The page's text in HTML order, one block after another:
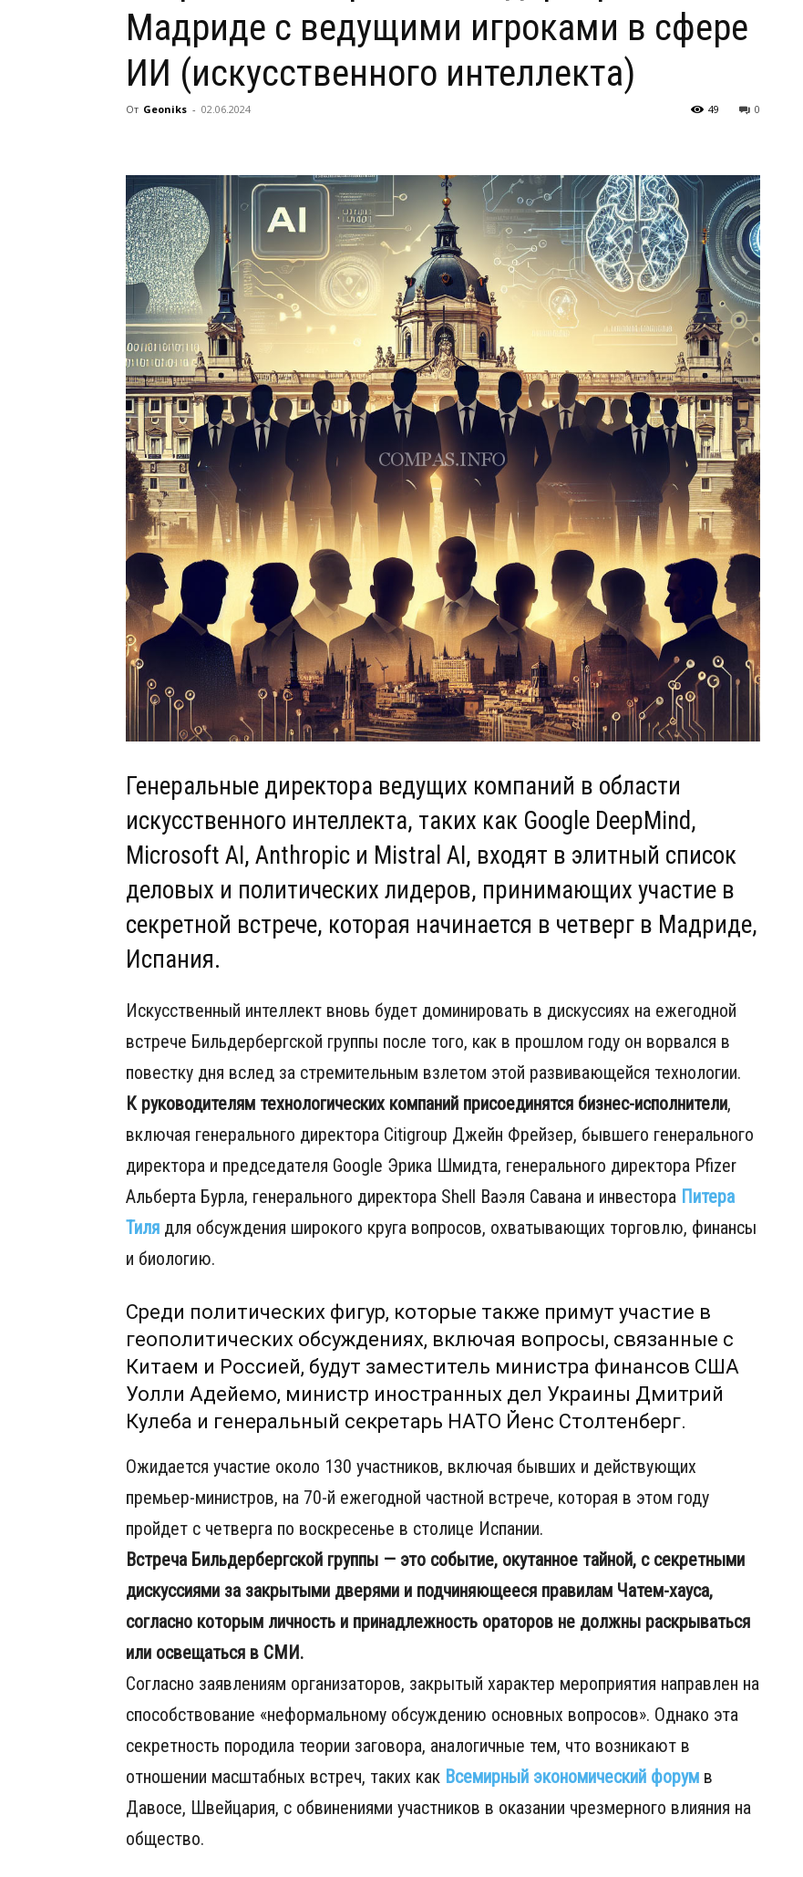
Мадриде с ведущими игроками в сфере
ИИ (искусственного интеллекта)
От Geoniks - 02.06.2024 0
49
Генеральные директора ведущих компаний в области
искусственного интеллекта, таких как Google DeepMind,
Microsoft AI, Anthropic и Mistral AI, входят в элитный список
деловых и политических лидеров, принимающих участие в
секретной встрече, которая начинается в четверг в Мадриде,
Испания.
Искусственный интеллект вновь будет доминировать в дискуссиях на ежегодной
встрече Бильдербергской группы после того, как в прошлом году он ворвался в
повестку дня вслед за стремительным взлетом этой развивающейся технологии.
К руководителям технологических компаний присоединятся бизнес-исполнители,
включая генерального директора Citigroup Джейн Фрейзер, бывшего генерального
директора и председателя Google Эрика Шмидта, генерального директора Pfizer
Альберта Бурла, генерального директора Shell Ваэля Савана и инвестора Питера
Тиля для обсуждения широкого круга вопросов, охватывающих торговлю, финансы
и биологию.
Среди политических фигур, которые также примут участие в
геополитических обсуждениях, включая вопросы, связанные с
Китаем и Россией, будут заместитель министра финансов США
Уолли Адейемо, министр иностранных дел Украины Дмитрий
Кулеба и генеральный секретарь НАТО Йенс Столтенберг.
Ожидается участие около 130 участников, включая бывших и действующих
премьер-министров, на 70-й ежегодной частной встрече, которая в этом году
пройдет с четверга по воскресенье в столице Испании.
Встреча Бильдербергской группы — это событие, окутанное тайной, с секретными
дискуссиями за закрытыми дверями и подчиняющееся правилам Чатем-хауса,
согласно которым личность и принадлежность ораторов не должны раскрываться
или освещаться в СМИ.
Согласно заявлениям организаторов, закрытый характер мероприятия направлен на
способствование «неформальному обсуждению основных вопросов». Однако эта
секретность породила теории заговора, аналогичные тем, что возникают в
отношении масштабных встреч, таких как Всемирный экономический форум в
Давосе, Швейцария, с обвинениями участников в оказании чрезмерного влияния на
общество.